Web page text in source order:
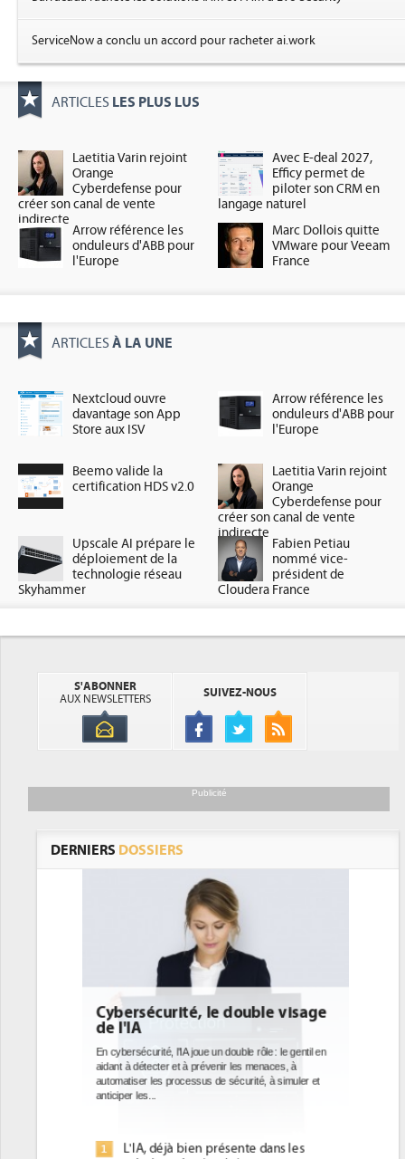
ServiceNow a conclu un accord pour racheter ai.work
ARTICLES LES PLUS LUS
Laetitia Varin rejoint
Orange
Cyberdefense pour
créer son canal de vente
indirecte
Avec E-deal 2027,
Efficy permet de
piloter son CRM en
langage naturel
Arrow référence les
onduleurs d'ABB pour
l'Europe
Marc Dollois quitte
VMware pour Veeam
France
ARTICLES À LA UNE
Nextcloud ouvre
davantage son App
Store aux ISV
Arrow référence les
onduleurs d'ABB pour
l'Europe
Beemo valide la
certification HDS v2.0
Laetitia Varin rejoint
Orange
Cyberdefense pour
créer son canal de vente
indirecte
Upscale AI prépare le
déploiement de la
technologie réseau
Skyhammer
Fabien Petiau
nommé vice-
président de
Cloudera France
S'ABONNER
AUX NEWSLETTERS
SUIVEZ-NOUS
Publicité
DERNIERS DOSSIERS
DEE: l'efficacité énergétique
bientôt une obligation pour les
datacenters
Des datacenters plus durables et plus efficaces, c'est
ce que recherchent les pouvoirs publics européens
avec la mise en oeuvre de la nouvelle Directive sur
1
Qu'est-ce que la DEE (directive